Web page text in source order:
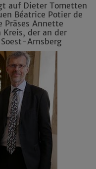
auf Dieter Tometten
Béatrice Potier de
Präses Annette
der an der
Arnsberg